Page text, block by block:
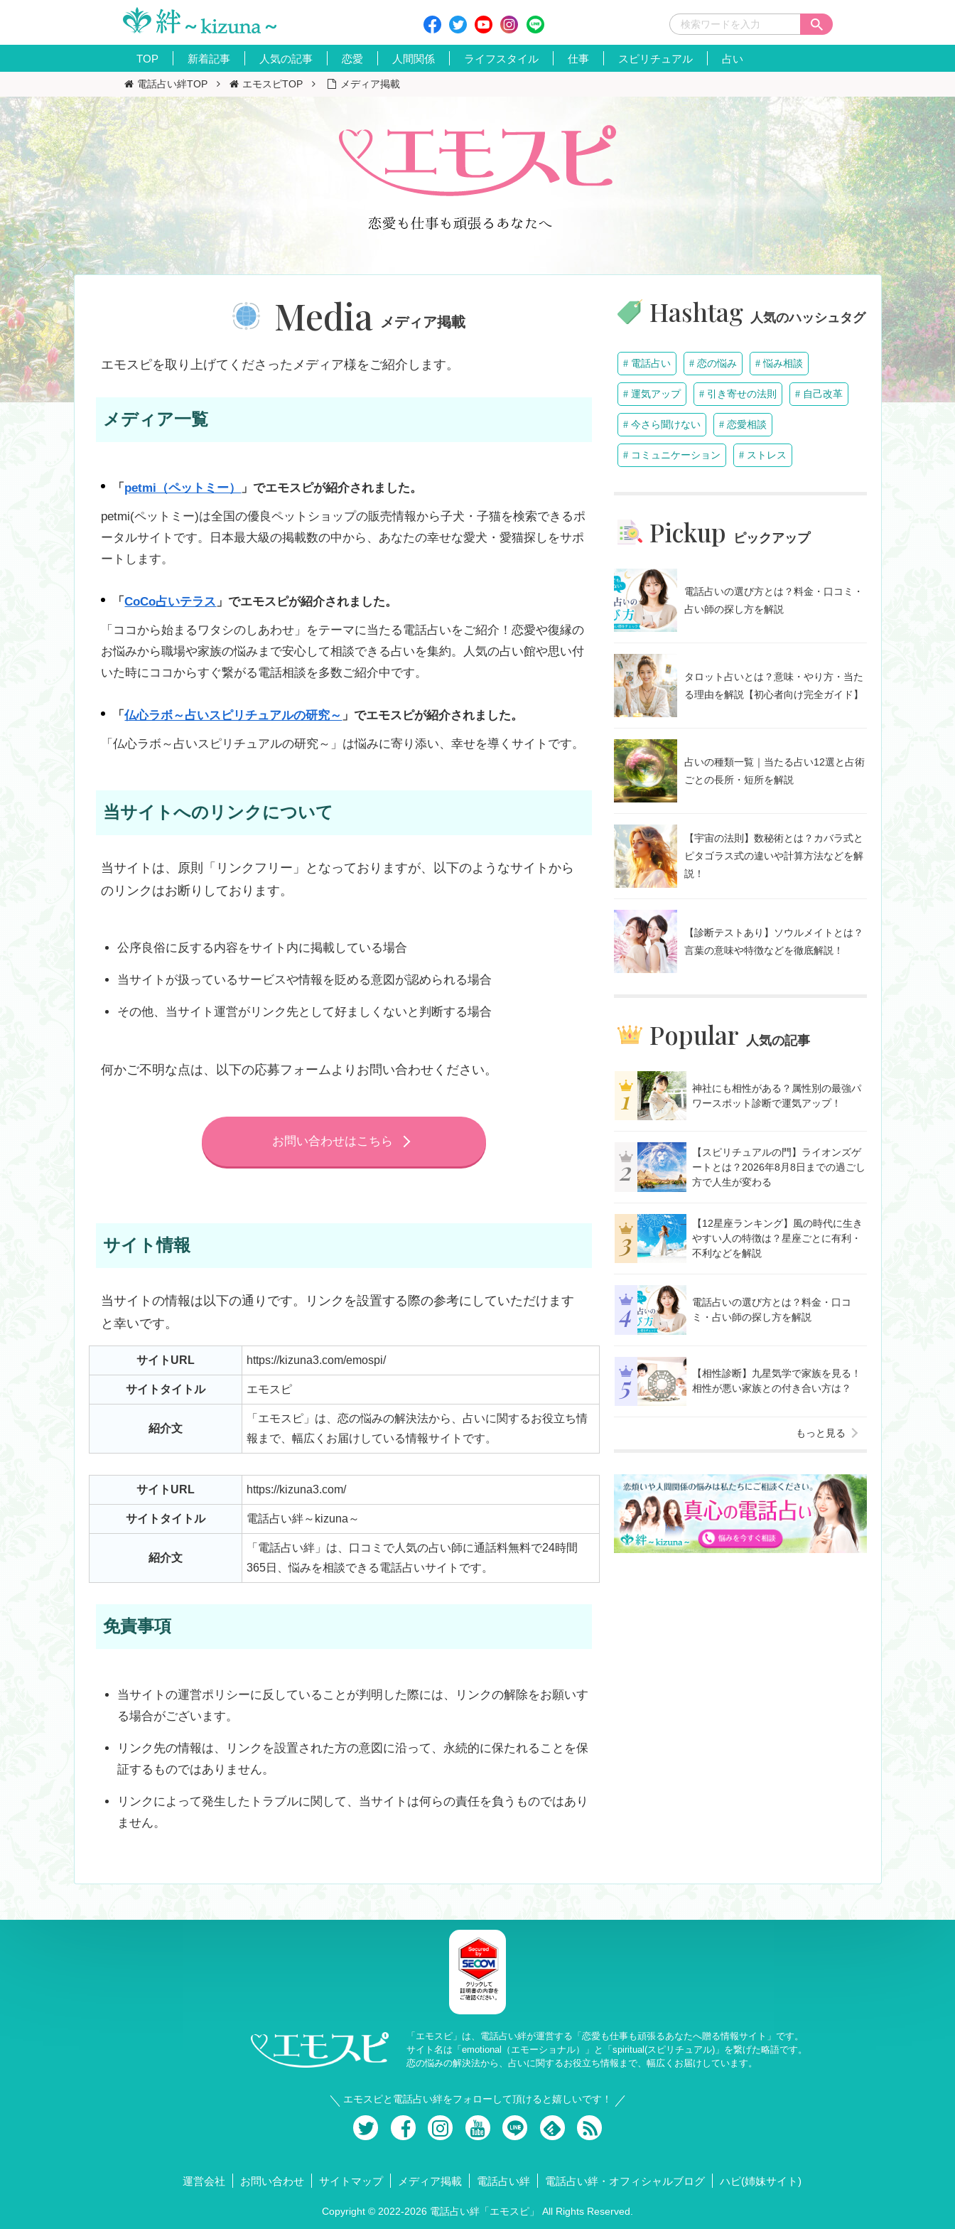
TOP 新着記事 人気の記事 恋愛 人間関係 ライフスタイル 仕事 スピリチュアル 占い
電話占い絆TOP エモスピTOP メディア掲載
Media メディア掲載
エモスピを取り上げてくださったメディア様をご紹介します。
メディア一覧
「 petmi（ペットミー） 」でエモスピが紹介されました。
petmi(ペットミー)は全国の優良ペットショップの販売情報から子犬・子猫を検索できるポ
ータルサイトです。日本最大級の掲載数の中から、あなたの幸せな愛犬・愛猫探しをサポ
ートします。
「CoCo占いテラス 」でエモスピが紹介されました。
「ココから始まるワタシのしあわせ」をテーマに当たる電話占いをご紹介！恋愛や復縁の
お悩みから職場や家族の悩みまで安心して相談できる占いを集約。人気の占い館や思い付
いた時にココからすぐ繋がる電話相談を多数ご紹介中です。
「仏心ラボ～占いスピリチュアルの研究～ 」でエモスピが紹介されました。
「仏心ラボ～占いスピリチュアルの研究～」は悩みに寄り添い、幸せを導くサイトです。
当サイトへのリンクについて
当サイトは、原則「リンクフリー」となっておりますが、以下のようなサイトから
のリンクはお断りしております。
公序良俗に反する内容をサイト内に掲載している場合
当サイトが扱っているサービスや情報を貶める意図が認められる場合
その他、当サイト運営がリンク先として好ましくないと判断する場合
何かご不明な点は、以下の応募フォームよりお問い合わせください。
お問い合わせはこちら
サイト情報
当サイトの情報は以下の通りです。リンクを設置する際の参考にしていただけます
と幸いです。
サイトURL https://kizuna3.com/emospi/
サイトタイトル エモスピ
紹介文
「エモスピ」は、恋の悩みの解決法から、占いに関するお役立ち情
報まで、幅広くお届けしている情報サイトです。
サイトURL https://kizuna3.com/
サイトタイトル 電話占い絆～kizuna～
紹介文
「電話占い絆」は、口コミで人気の占い師に通話料無料で24時間
365日、悩みを相談できる電話占いサイトです。
免責事項
当サイトの運営ポリシーに反していることが判明した際には、リンクの解除をお願いす
る場合がございます。
リンク先の情報は、リンクを設置された方の意図に沿って、永続的に保たれることを保
証するものではありません。
リンクによって発生したトラブルに関して、当サイトは何らの責任を負うものではあり
ません。
Hashtag 人気のハッシュタグ
電話占い 恋の悩み 悩み相談
運気アップ 引き寄せの法則 自己改革
今さら聞けない 恋愛相談
コミュニケーション ストレス
Pickup ピックアップ
電話占いの選び方とは？料金・口コミ・
占い師の探し方を解説
タロット占いとは？意味・やり方・当た
る理由を解説【初心者向け完全ガイド】
占いの種類一覧｜当たる占い12選と占術
ごとの長所・短所を解説
【宇宙の法則】数秘術とは？カバラ式と
ピタゴラス式の違いや計算方法などを解
説！
【診断テストあり】ソウルメイトとは？
言葉の意味や特徴などを徹底解説！
Popular 人気の記事
神社にも相性がある？属性別の最強パ
ワースポット診断で運気アップ！
【スピリチュアルの門】ライオンズゲ
ートとは？2026年8月8日までの過ごし
方で人生が変わる
【12星座ランキング】風の時代に生き
やすい人の特徴は？星座ごとに有利・
不利などを解説
電話占いの選び方とは？料金・口コ
ミ・占い師の探し方を解説
【相性診断】九星気学で家族を見る！
相性が悪い家族との付き合い方は？
もっと見る
「エモスピ」は、電話占い絆が運営する「恋愛も仕事も頑張るあなたへ贈る情報サイト」です。
サイト名は「emotional（エモーショナル）」と「spiritual(スピリチュアル)」を繋げた略語です。
恋の悩みの解決法から、占いに関するお役立ち情報まで、幅広くお届けしています。
エモスピと電話占い絆をフォローして頂けると嬉しいです！
運営会社 お問い合わせ サイトマップ メディア掲載 電話占い絆 電話占い絆・オフィシャルブログ ハピ(姉妹サイト)
Copyright © 2022-2026 電話占い絆「エモスピ」 All Rights Reserved.